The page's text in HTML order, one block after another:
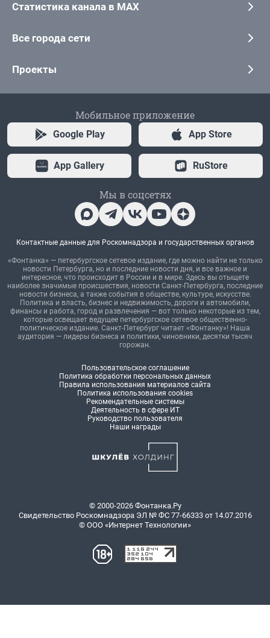
Статистика канала в MAX
Все города сети
Проекты
Мобильное приложение
Google Play App Store
App Gallery RuStore
Мы в соцсетях
Контактные данные для Роскомнадзора и государственных органов
«Фонтанка» — петербургское сетевое издание, где можно найти не только
новости Петербурга, но и последние новости дня, и все важное и
интересное, что происходит в России и в мире. Здесь вы отыщете
наиболее значимые происшествия, новости Санкт-Петербурга, последние
новости бизнеса, а также события в обществе, культуре, искусстве.
Политика и власть, бизнес и недвижимость, дороги и автомобили,
финансы и работа, город и развлечения — вот только некоторые из тем,
которые освещает ведущее петербургское сетевое общественно-
политическое издание. Санкт-Петербург читает «Фонтанку»! Наша
аудитория — лидеры бизнеса и политики, чиновники, десятки тысяч
горожан.
Пользовательское соглашение
Политика обработки персональных данных
Правила использования материалов сайта
Политика использования cookies
Рекомендательные системы
Деятельность в сфере ИТ
Руководство пользователя
Наши награды
© 2000-2026 Фонтанка.Ру
Свидетельство Роскомнадзора ЭЛ № ФС 77-66333 от 14.07.2016
© ООО «Интернет Технологии»